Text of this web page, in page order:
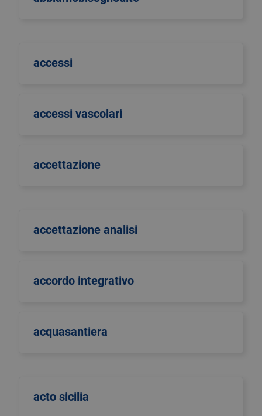
accessi
accessi vascolari
accettazione
accettazione analisi
accordo integrativo
acquasantiera
acto sicilia